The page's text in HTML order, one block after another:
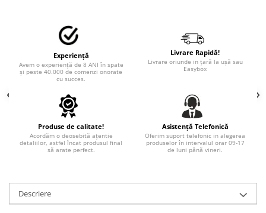
BABY ON BOARD
DIVERSE
LOW STICKERS
PARASOLARE
PAUL WALKER STICKER
PRODUSE IN TRENDING
SETURI STICKERE
Experiență
Avem o experiență de 8 ANI în spate
și peste 40.000 de comenzi onorate
cu succes.
Livrare Rapidă!
Livrare oriunde in țară la ușă sau
Easybox
Produse de calitate!
Acordăm o deosebită ațentie
detaliilor, astfel încat produsul final
să arate perfect.
Asistență Telefonică
Oferim suport telefonic in alegerea
produselor în intervalul orar 09-17
de luni până vineri.
Descriere